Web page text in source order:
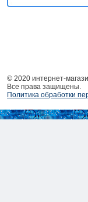
© 2020 интернет-
Все права защищены.
Политика обработки